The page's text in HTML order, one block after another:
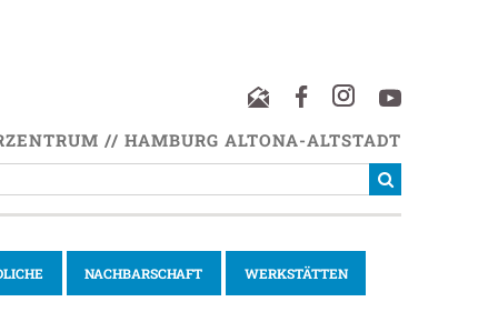
// HAMBURG ALTONA-ALTSTADT
NACHBARSCHAFT WERKSTÄTTEN